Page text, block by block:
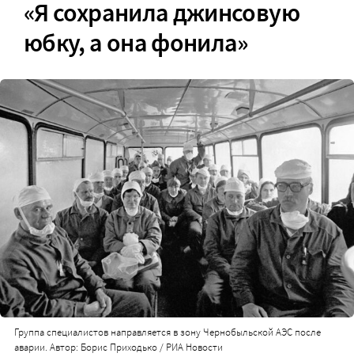
«Я сохранила джинсовую
юбку, а она фонила»
Группа специалистов направляется в зону Чернобыльской АЭС после
аварии. Автор: Борис Приходько / РИА Новости